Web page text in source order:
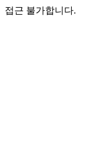
접근 불가합니다.